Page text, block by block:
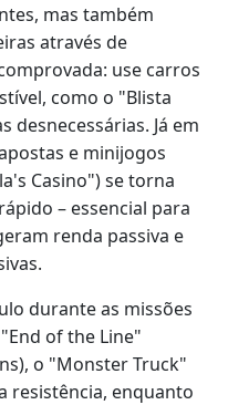
mas também
através de
use carros
como o "Blista
desnecessárias. Já em
e minijogos
Casino") se torna
– essencial para
renda passiva e
durante as missões
of the Line"
o "Monster Truck"
resistência, enquanto